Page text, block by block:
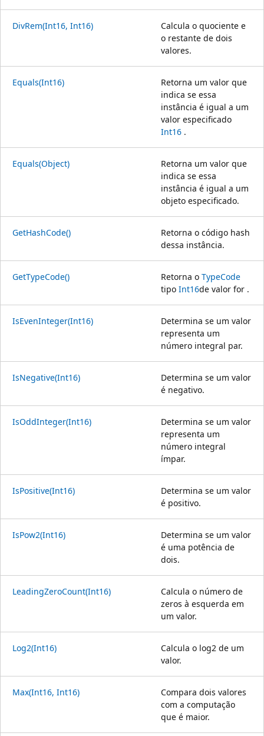
DivRem(Int16, Int16)
Calcula o quociente e
o restante de dois
valores.
Equals(Int16)
Retorna um valor que
indica se essa
instância é igual a um
valor especificado
Int16 .
Equals(Object)
Retorna um valor que
indica se essa
instância é igual a um
objeto especificado.
GetHashCode()
Retorna o código hash
dessa instância.
GetTypeCode() Retorna o TypeCode
tipo Int16de valor for .
IsEvenInteger(Int16)
Determina se um valor
representa um
número integral par.
IsNegative(Int16)
Determina se um valor
é negativo.
IsOddInteger(Int16)
Determina se um valor
representa um
número integral
ímpar.
IsPositive(Int16)
Determina se um valor
é positivo.
IsPow2(Int16)
Determina se um valor
é uma potência de
dois.
LeadingZeroCount(Int16)
Calcula o número de
zeros à esquerda em
um valor.
Log2(Int16)
Calcula o log2 de um
valor.
Max(Int16, Int16)
Compara dois valores
com a computação
que é maior.